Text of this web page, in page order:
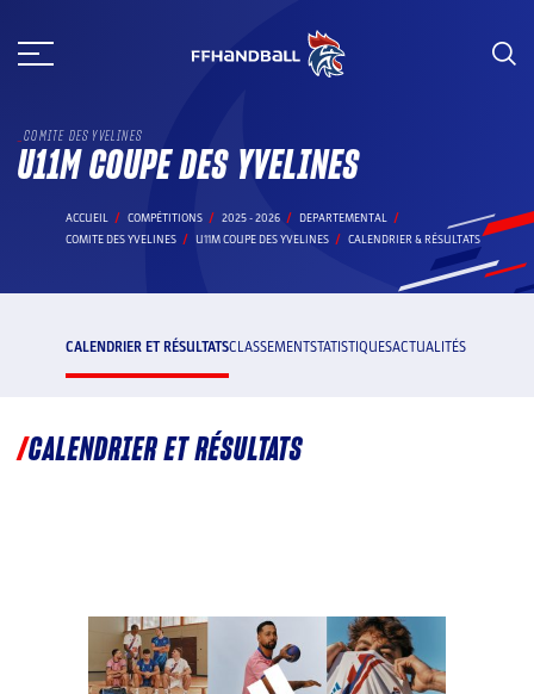
au
COMITE DES YVELINES
U11M COUPE DES YVELINES
ACCUEIL COMPÉTITIONS 2025 - 2026
DEPARTEMENTAL
COMITE DES YVELINES
U11M COUPE DES YVELINES CALENDRIER & RÉSULTATS
CALENDRIER ET RÉSULTATSCLASSEMENTSTATISTIQUESACTUALITÉS
CALENDRIER ET RÉSULTATS